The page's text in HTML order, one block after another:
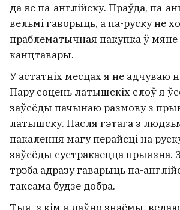
да яе па-англійску. Праўда, па-
вельмі гаворыць, а па-руску не
праблематычная пакупка ў мяне
канцтавары.
У астатніх месцах я не адчуваю
Пару соцень латышскіх слоў я
заўсёды пачынаю размову з
латышску. Пасля гэтага з
пакалення магу перайсці на
заўсёды сустракаецца
трэба адразу гаварыць па-
таксама будзе добра.